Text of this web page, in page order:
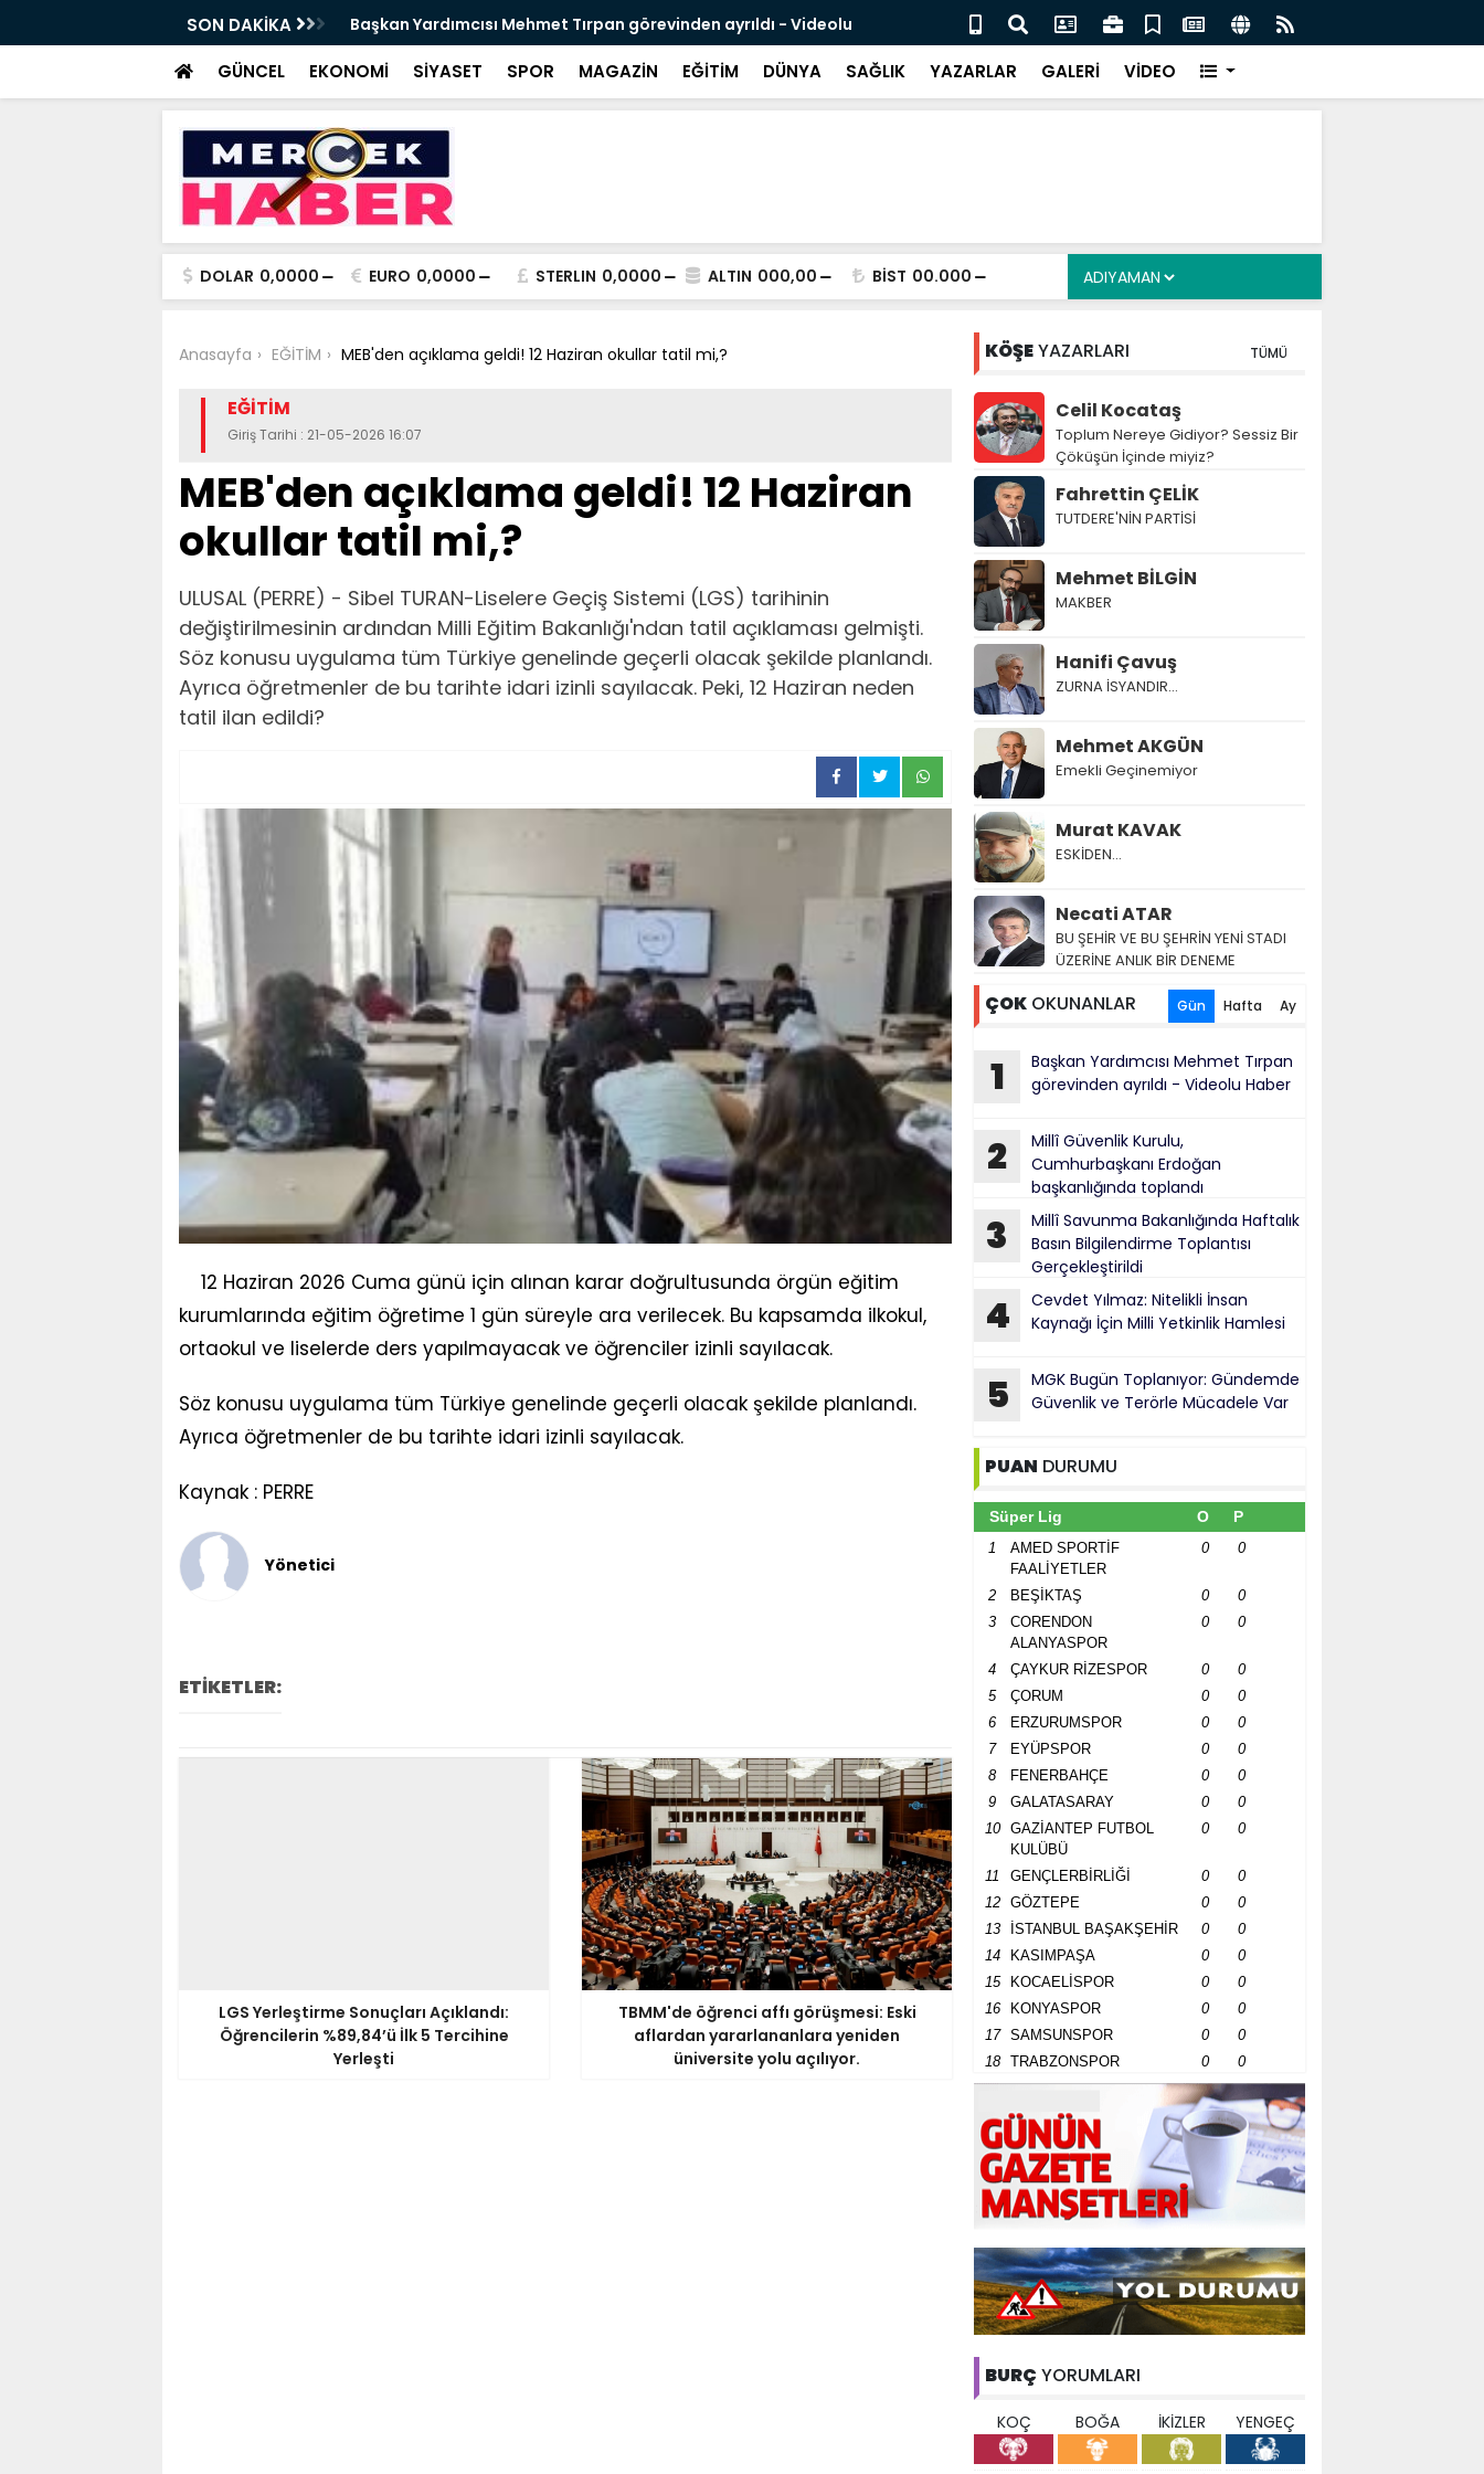
SON DAKİKA
Haftalık Basın Bilgilendirme Toplantısı
Başkan Yardımcısı Mehmet Tırpan görevinden ayrıldı - Videolu
Haber
Cevdet Yılmaz: Nitelikli İnsan Kaynağı İçin Milli Yetkinlik Hamlesi
GÜNCEL EKONOMİ SİYASET SPOR MAGAZİN EĞİTİM DÜNYA SAĞLIK YAZARLAR GALERİ VİDEO
DOLAR 0,0000 EURO 0,0000 STERLIN 0,0000 ALTIN 000,00 BİST 00.000
Anasayfa EĞİTİM MEB'den açıklama geldi! 12 Haziran okullar tatil mi,?
EĞİTİM
Giriş Tarihi : 21-05-2026 16:07
MEB'den açıklama geldi! 12 Haziran
okullar tatil mi,?
ULUSAL (PERRE) - Sibel TURAN-Liselere Geçiş Sistemi (LGS) tarihinin
değiştirilmesinin ardından Milli Eğitim Bakanlığı'ndan tatil açıklaması gelmişti.
Söz konusu uygulama tüm Türkiye genelinde geçerli olacak şekilde planlandı.
Ayrıca öğretmenler de bu tarihte idari izinli sayılacak. Peki, 12 Haziran neden
tatil ilan edildi?
12 Haziran 2026 Cuma günü için alınan karar doğrultusunda örgün eğitim
kurumlarında eğitim öğretime 1 gün süreyle ara verilecek. Bu kapsamda ilkokul,
ortaokul ve liselerde ders yapılmayacak ve öğrenciler izinli sayılacak.
Söz konusu uygulama tüm Türkiye genelinde geçerli olacak şekilde planlandı.
Ayrıca öğretmenler de bu tarihte idari izinli sayılacak.
Kaynak : PERRE
Yönetici
ETİKETLER:
LGS Yerleştirme Sonuçları Açıklandı:
Öğrencilerin %89,84’ü İlk 5 Tercihine
Yerleşti
TBMM'de öğrenci affı görüşmesi: Eski
aflardan yararlananlara yeniden
üniversite yolu açılıyor.
KÖŞEYAZARLARI TÜMÜ
Celil Kocataş
Toplum Nereye Gidiyor? Sessiz Bir
Çöküşün İçinde miyiz?
Fahrettin ÇELİK
TUTDERE'NİN PARTİSİ
Mehmet BİLGİN
MAKBER
Hanifi Çavuş
ZURNA İSYANDIR...
Mehmet AKGÜN
Emekli Geçinemiyor
Murat KAVAK
ESKİDEN...
Necati ATAR
BU ŞEHİR VE BU ŞEHRİN YENİ STADI
ÜZERİNE ANLIK BİR DENEME
ÇOK OKUNANLAR Gün Hafta Ay
1
Başkan Yardımcısı Mehmet Tırpan
görevinden ayrıldı - Videolu Haber
2
Millî Güvenlik Kurulu,
Cumhurbaşkanı Erdoğan
başkanlığında toplandı
3
Millî Savunma Bakanlığında Haftalık
Basın Bilgilendirme Toplantısı
Gerçekleştirildi
4
Cevdet Yılmaz: Nitelikli İnsan
Kaynağı İçin Milli Yetkinlik Hamlesi
5
MGK Bugün Toplanıyor: Gündemde
Güvenlik ve Terörle Mücadele Var
PUAN DURUMU
Süper Lig O P
1
AMED SPORTİF
FAALİYETLER
0 0
2 BEŞİKTAŞ 0
0
3
CORENDON
ALANYASPOR
0 0
4 ÇAYKUR RİZESPOR 0
0
5
ÇORUM 0
0
6
ERZURUMSPOR 0
0
7
EYÜPSPOR 0
0
8
FENERBAHÇE 0
0
9
GALATASARAY 0
0
10
GAZİANTEP FUTBOL
KULÜBÜ
0 0
11 GENÇLERBİRLİĞİ 0
0
12
GÖZTEPE 0
0
13
İSTANBUL BAŞAKŞEHİR 0
0
14
KASIMPAŞA 0
0
15
KOCAELİSPOR 0
0
16
KONYASPOR 0
0
17
SAMSUNSPOR 0
0
18
TRABZONSPOR 0 0
BURÇ YORUMLARI
KOÇ BOĞA İKİZLER YENGEÇ